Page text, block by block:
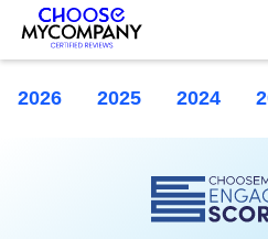
2026 2025 2024
Cookie-Einstellungen